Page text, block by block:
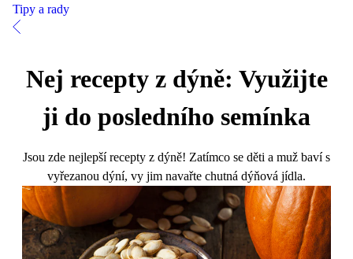
Tipy a rady
Nej recepty z dýně: Využijte
ji do posledního semínka
Jsou zde nejlepší recepty z dýně! Zatímco se děti a muž baví s
vyřezanou dýní, vy jim navařte chutná dýňová jídla.